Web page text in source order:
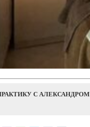
С АЛЕКСАНДРОМ